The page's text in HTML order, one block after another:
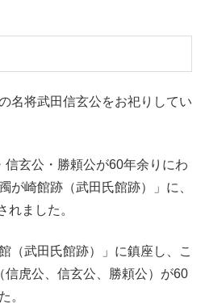
名将武田信玄公をお祀りしてい
信玄公・勝頼公が60年余りにわ
が崎館跡（武田氏館跡）」に、
れました。
（武田氏館跡）」に鎮座し、こ
信虎公、信玄公、勝頼公）が60
。